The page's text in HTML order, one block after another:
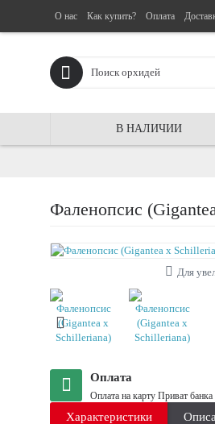
О нас Как купить? Оплата
В НАЛИЧИИ
Фаленопсис
Для
Оплата
Оплата на карту Приват банка
Характеристики